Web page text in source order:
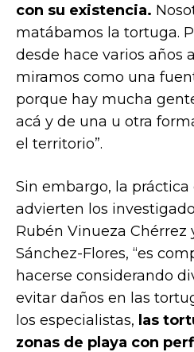
con su existencia.
matábamos la tortuga.
desde hace varios años
miramos como una
porque hay mucha
acá y de una u otra
el territorio”.
Sin embargo, la
advierten los
Rubén Vinueza Chérrez
Sánchez-Flores, “es
hacerse considerando
evitar daños en las
los especialistas, las
zonas de playa con